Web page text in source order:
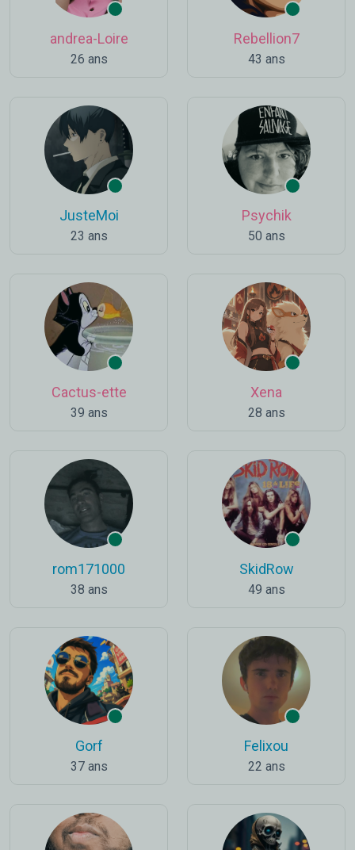
andrea-Loire
26 ans
Rebellion7
43 ans
JusteMoi
23 ans
Psychik
50 ans
Cactus-ette
39 ans
Xena
28 ans
rom171000
38 ans
SkidRow
49 ans
Gorf
37 ans
Felixou
22 ans